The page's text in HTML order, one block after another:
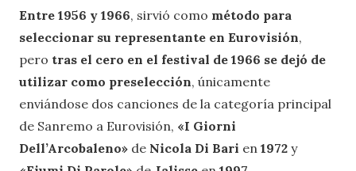
Entre 1956 y 1966, sirvió como método para
seleccionar su representante en Eurovisión,
pero tras el cero en el festival de 1966 se dejó de
utilizar como preselección, únicamente
enviándose dos canciones de la categoría principal
de Sanremo a Eurovisión, «I Giorni
Dell’Arcobaleno» de Nicola Di Bari en 1972 y